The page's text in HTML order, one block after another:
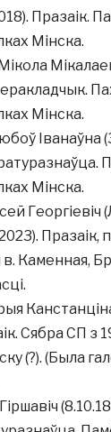
Празаік.
Мінска.
Мінска.
Іванаўна
Мінска.
Георгіевіч
Празаік,
в. Каменная,
Сябра СП з
(?). (Была